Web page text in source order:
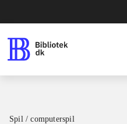
Spil / computerspil